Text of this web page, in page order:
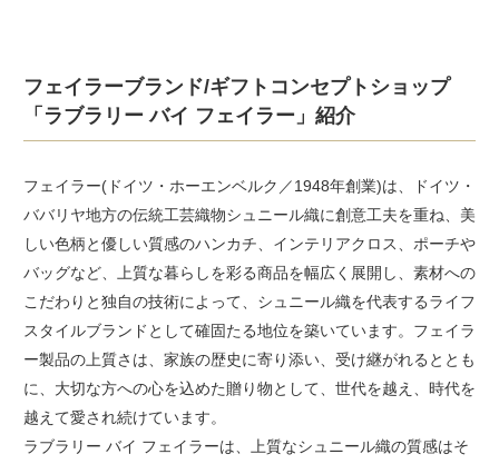
フェイラーブランド/ギフトコンセプトショップ
「ラブラリー バイ フェイラー」紹介
フェイラー(ドイツ・ホーエンベルク／1948年創業)は、ドイツ・
ババリヤ地方の伝統工芸織物シュニール織に創意工夫を重ね、美
しい色柄と優しい質感のハンカチ、インテリアクロス、ポーチや
バッグなど、上質な暮らしを彩る商品を幅広く展開し、素材への
こだわりと独自の技術によって、シュニール織を代表するライフ
スタイルブランドとして確固たる地位を築いています。フェイラ
ー製品の上質さは、家族の歴史に寄り添い、受け継がれるととも
に、大切な方への心を込めた贈り物として、世代を越え、時代を
越えて愛され続けています。
ラブラリー バイ フェイラーは、上質なシュニール織の質感はそ